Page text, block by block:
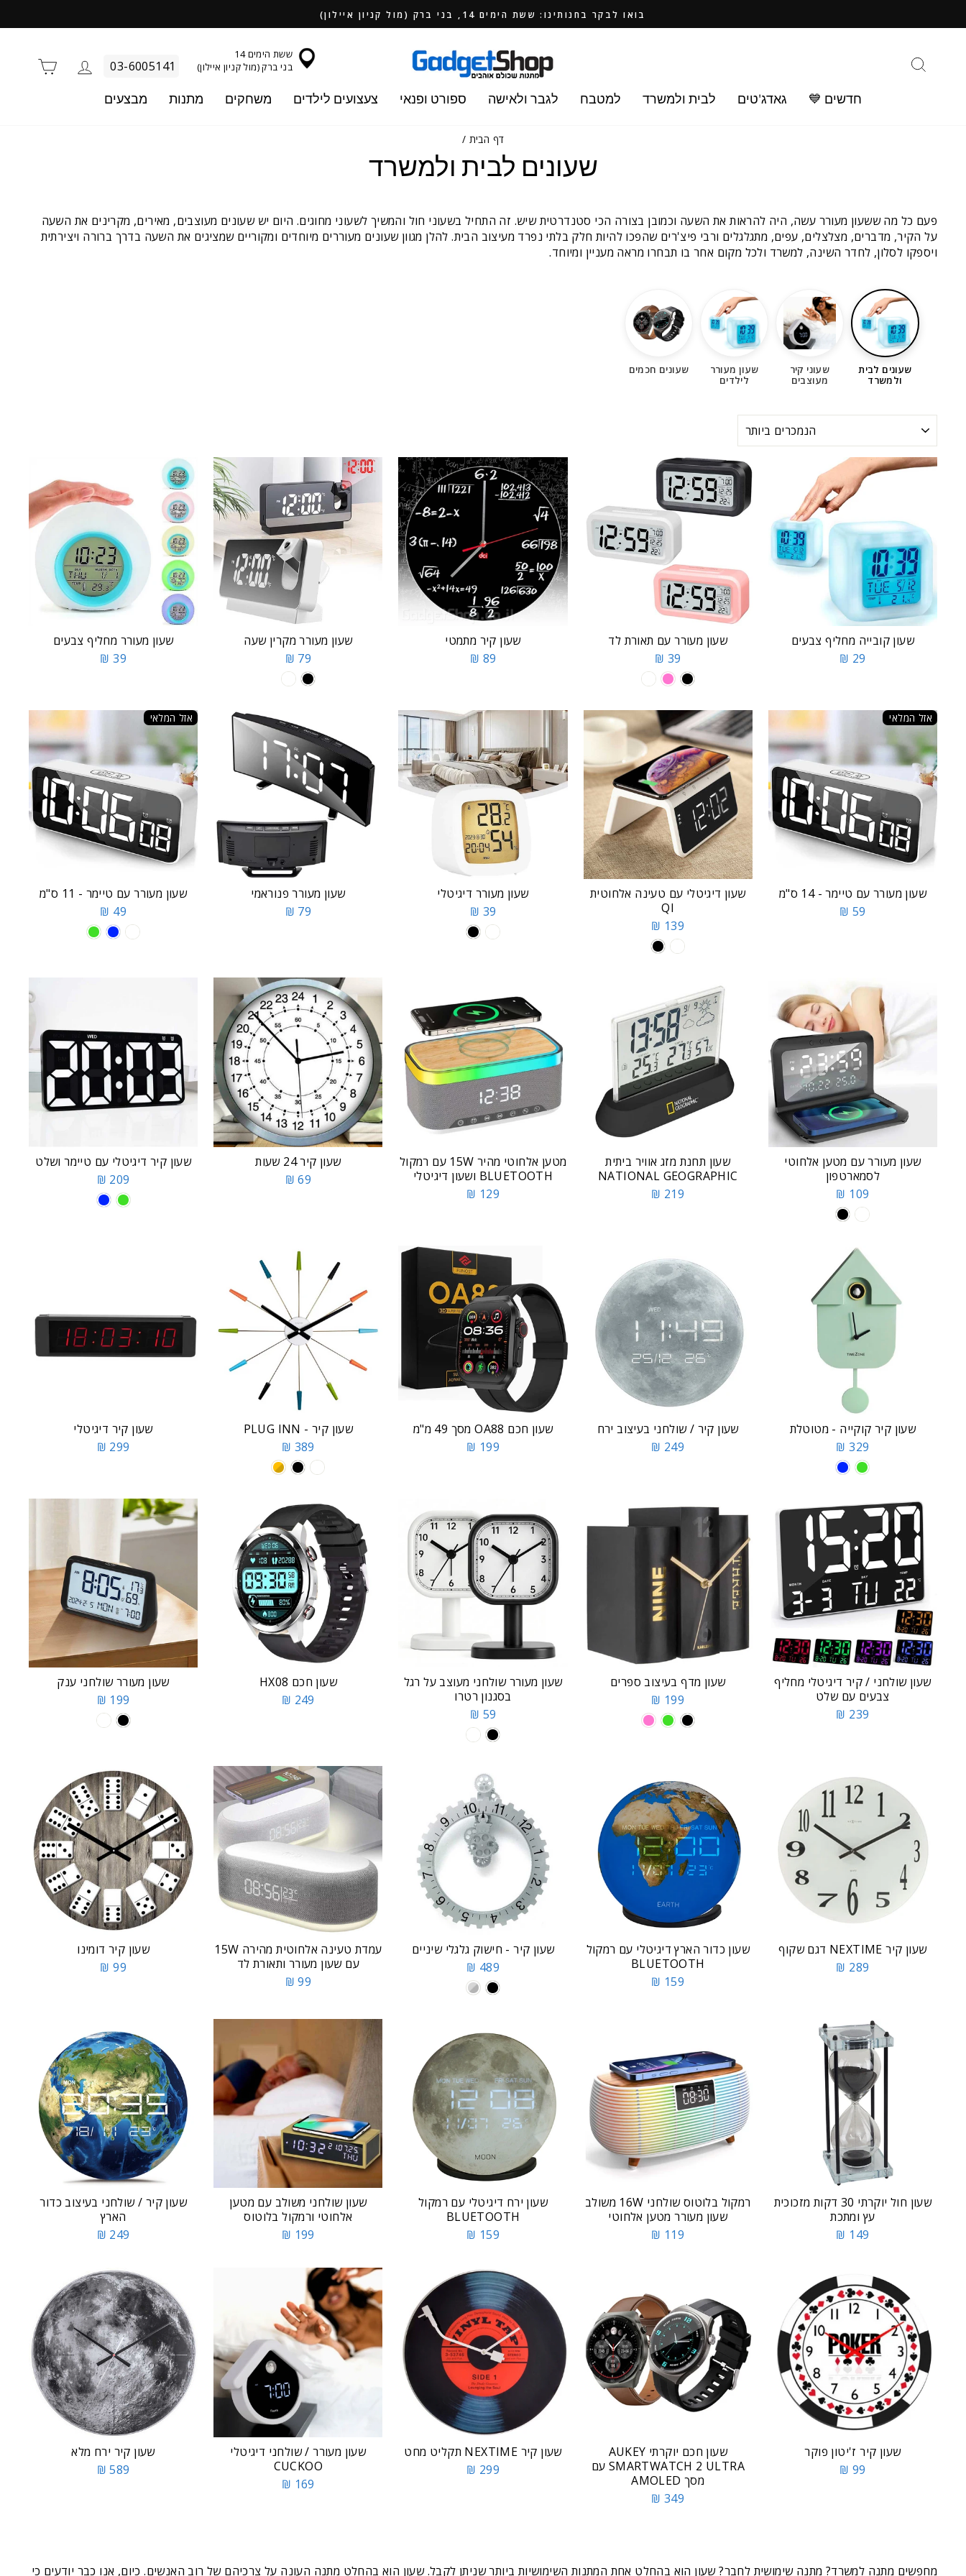
בואו לבקר בחנותינו: ששת הימים 14, בני ברק (מול קניון איילון)
ששת הימים 14
בני ברק (מול קניון איילון)
03-6005141 התחברות
חדשים 💙 גאדג'טים לבית ולמשרד למטבח לגבר ולאישה ספורט ופנאי צעצועים לילדים משחקים מתנות מבצעים
דף הבית /
שעונים לבית ולמשרד
פעם כל מה ששעון מעורר עשה, היה להראות את השעה וכמובן בצורה הכי סטנדרטית שיש. זה התחיל בשעוני חול והמשיך לשעוני מחוגים. היום יש שעונים מעוצבים, מאירים, מקרינים את השעה
על הקיר, מדברים, מצלצלים, עפים, מתגלגלים ורבי פיצ'רים שהפכו להיות חלק בלתי נפרד מעיצוב הבית. להלן מגוון שעונים מעוררים מיוחדים ומקוריים שמציגים את השעה בדרך ברורה ויצירתית
ויספקו לסלון, לחדר השינה, למשרד ולכל מקום אחר בו תבחרו מראה מעניין ומיוחד.
שעונים לבית
ולמשרד
שעוני קיר
מעוצבים
שעון מעורר
לילדים
שעונים חכמים
מיון
שעון קובייה מחליף צבעים
29 ₪
שעון מעורר עם תאורת לד
39 ₪
שעון קיר מתמטי
89 ₪
שעון מעורר מקרין שעה
79 ₪
שעון מעורר מחליף צבעים
39 ₪
אזל המלאי
שעון מעורר עם טיימר - 14 ס"מ
59 ₪
שעון דיגיטלי עם טעינה אלחוטית
QI
139 ₪
שעון מעורר דיגיטלי
39 ₪
שעון מעורר פנוראמי
79 ₪
אזל המלאי
שעון מעורר עם טיימר - 11 ס"מ
49 ₪
שעון מעורר עם מטען אלחוטי
לסמארטפון
109 ₪
שעון תחנת מזג אוויר ביתית
NATIONAL GEOGRAPHIC
219 ₪
מטען אלחוטי מהיר 15W עם רמקול
BLUETOOTH ושעון דיגיטלי
129 ₪
שעון קיר 24 שעות
69 ₪
שעון קיר דיגיטלי עם טיימר ושלט
209 ₪
שעון קיר קוקייה - מטוטלת
329 ₪
שעון קיר / שולחני בעיצוב ירח
249 ₪
שעון חכם OA88 מסך 49 מ"מ
199 ₪
שעון קיר - PLUG INN
389 ₪
שעון קיר דיגיטלי
299 ₪
שעון שולחני / קיר דיגיטלי מחליף
צבעים עם שלט
239 ₪
שעון מדף בעיצוב ספרים
199 ₪
שעון מעורר שולחני מעוצב על רגל
בסגנון רטרו
59 ₪
שעון חכם HX08
249 ₪
שעון מעורר שולחני ענק
199 ₪
שעון קיר NEXTIME דגם שקוף
289 ₪
שעון כדור הארץ דיגיטלי עם רמקול
BLUETOOTH
159 ₪
שעון קיר - חישוק גלגלי שיניים
489 ₪
עמדת טעינה אלחוטית מהירה 15W
עם שעון מעורר ותאורת לד
99 ₪
שעון קיר דומינו
99 ₪
שעון חול יוקרתי 30 דקות מזכוכית
עץ ומתכת
149 ₪
רמקול בלוטוס שולחני 16W משולב
שעון מעורר מטען אלחוטי
119 ₪
שעון ירח דיגיטלי עם רמקול
BLUETOOTH
159 ₪
שעון שולחני משולב עם מטען
אלחוטי ורמקול בלוטוס
199 ₪
שעון קיר / שולחני בעיצוב כדור
הארץ
249 ₪
שעון קיר ז'יטון פוקר
99 ₪
שעון חכם יוקרתי AUKEY
SMARTWATCH 2 ULTRA עם
מסך AMOLED
349 ₪
שעון קיר NEXTIME תקליט מחט
299 ₪
שעון מעורר / שולחני דיגיטלי
CUCKOO
169 ₪
שעון קיר ירח מלא
589 ₪
מחפשים מתנה למשרד? מתנה שימושית לחבר? שעון הוא בהחלט אחת המתנות השימושיות ביותר שניתן לקבל. שעון הוא בהחלט מתנה העונה על צרכיהם של רוב האנשים. כיום, אנו כבר יודעים כי